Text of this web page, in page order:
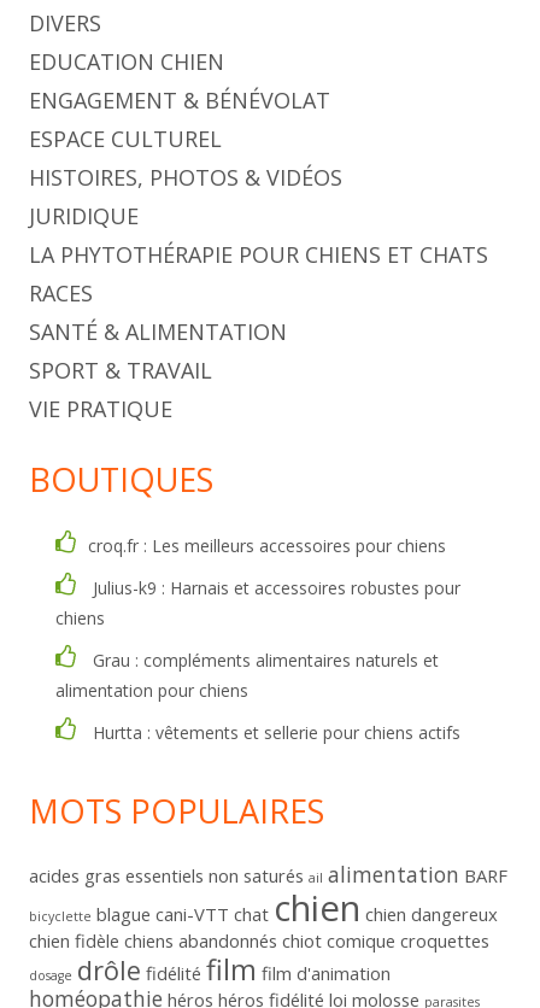
DIVERS
EDUCATION CHIEN
ENGAGEMENT & BÉNÉVOLAT
ESPACE CULTUREL
HISTOIRES, PHOTOS & VIDÉOS
JURIDIQUE
LA PHYTOTHÉRAPIE POUR CHIENS ET CHATS
RACES
SANTÉ & ALIMENTATION
SPORT & TRAVAIL
VIE PRATIQUE
BOUTIQUES
croq.fr : Les meilleurs accessoires pour chiens
Julius-k9 : Harnais et accessoires robustes pour
chiens
Grau : compléments alimentaires naturels et
alimentation pour chiens
Hurtta : vêtements et sellerie pour chiens actifs
MOTS POPULAIRES
acides gras essentiels non saturés ail alimentation BARF
bicyclette blague cani-VTT chat chien chien dangereux
chien fidèle chiens abandonnés chiot comique croquettes
dosage drôle fidélité film film d'animation
homéopathie héros héros fidélité loi molosse parasites